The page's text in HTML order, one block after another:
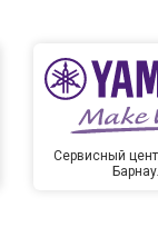
Сервисный